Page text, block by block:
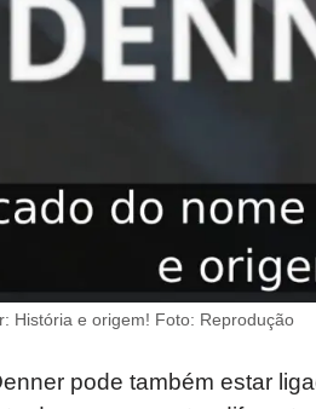
História e origem! Foto: Reprodução
pode também estar